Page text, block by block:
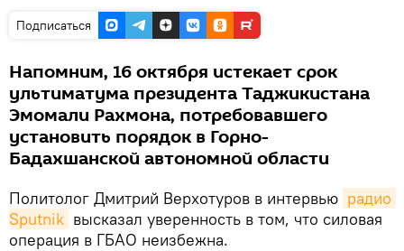
Подписаться
Напомним, 16 октября истекает срок
ультиматума президента Таджикистана
Эмомали Рахмона, потребовавшего
установить порядок в Горно-
Бадахшанской автономной области
Политолог Дмитрий Верхотуров в интервью радио
Sputnik высказал уверенность в том, что силовая
операция в ГБАО неизбежна.